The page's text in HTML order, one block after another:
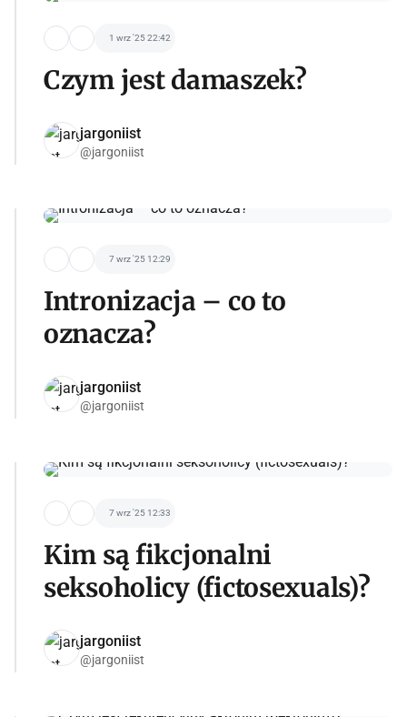
1 wrz '25 22:42
Czym jest damaszek?
jargoniist
@jargoniist
7 wrz '25 12:29
Intronizacja – co to
oznacza?
jargoniist
@jargoniist
7 wrz '25 12:33
Kim są fikcjonalni
seksoholicy (fictosexuals)?
jargoniist
@jargoniist